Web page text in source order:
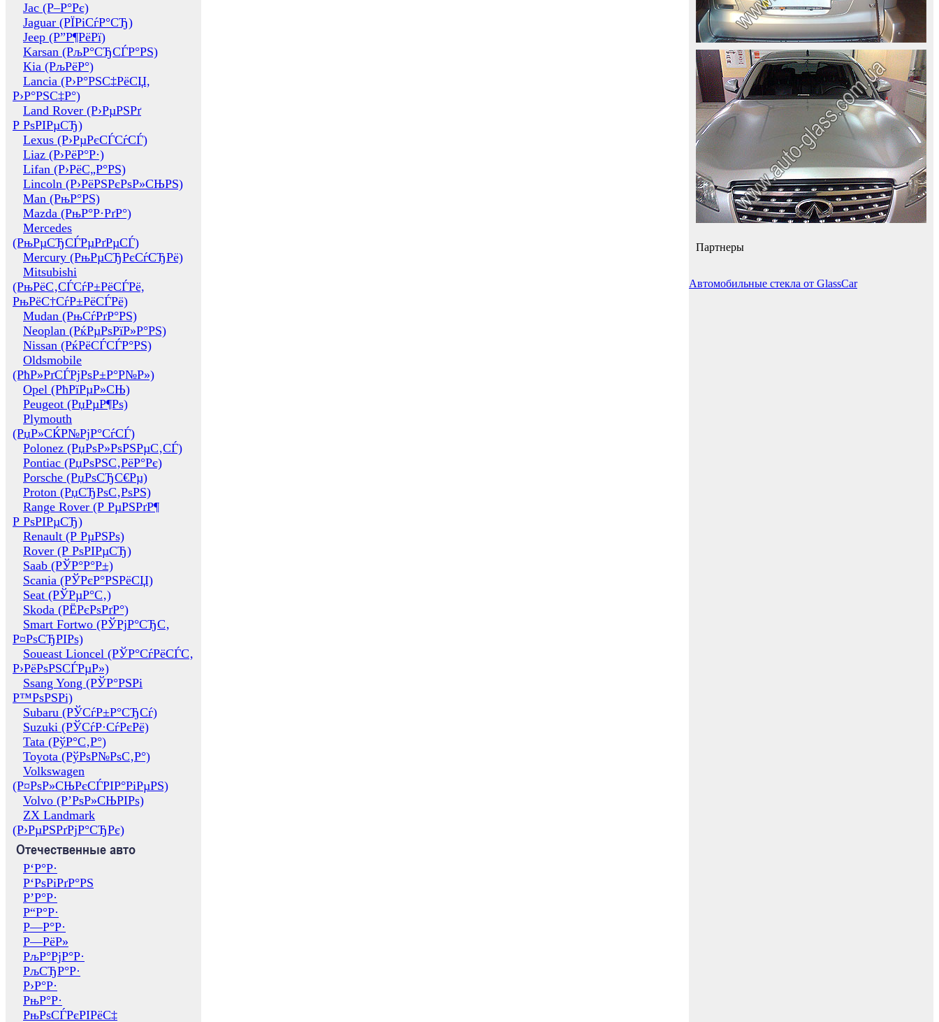
Jac (Р–Р°Рє)
Jaguar (РЇРіСѓР°СЂ)
Jeep (Р”Р¶РёРї)
Karsan (РљР°СЂСЃР°РЅ)
Kia (РљРёР°)
Lancia (Р›Р°РЅС‡РёСЏ,
Р›Р°РЅС‡Р°)
Land Rover (Р›РµРЅРґ
Р РѕРІРµСЂ)
Lexus (Р›РµРєСЃСѓСЃ)
Liaz (Р›РёР°Р·)
Lifan (Р›РёС„Р°РЅ)
Lincoln (Р›РёРЅРєРѕР»СЊРЅ)
Man (РњР°РЅ)
Mazda (РњР°Р·РґР°)
Mercedes
(РњРµСЂСЃРµРґРµСЃ)
Mercury (РњРµСЂРєСѓСЂРё)
Mitsubishi
(РњРёС‚СЃСѓР±РёСЃРё,
РњРёС†СѓР±РёСЃРё)
Mudan (РњСѓРґР°РЅ)
Neoplan (РќРµРѕРїР»Р°РЅ)
Nissan (РќРёСЃСЃР°РЅ)
Oldsmobile
(РћР»РґСЃРјРѕР±Р°Р№Р»)
Opel (РћРїРµР»СЊ)
Peugeot (РџРµР¶Рѕ)
Plymouth
(РџР»СЌР№РјР°СѓСЃ)
Polonez (РџРѕР»РѕРЅРµС‚СЃ)
Pontiac (РџРѕРЅС‚РёР°Рє)
Porsche (РџРѕСЂС€Рµ)
Proton (РџСЂРѕС‚РѕРЅ)
Range Rover (Р РµРЅРґР¶
Р РѕРІРµСЂ)
Renault (Р РµРЅРѕ)
Rover (Р РѕРІРµСЂ)
Saab (РЎР°Р°Р±)
Scania (РЎРєР°РЅРёСЏ)
Seat (РЎРµР°С‚)
Skoda (РЁРєРѕРґР°)
Smart Fortwo (РЎРјР°СЂС‚
Р¤РѕСЂРІРѕ)
Soueast Lioncel (РЎР°СѓРёСЃС‚
Р›РёРѕРЅСЃРµР»)
Ssang Yong (РЎР°РЅРі
Р™РѕРЅРі)
Subaru (РЎСѓР±Р°СЂСѓ)
Suzuki (РЎСѓР·СѓРєРё)
Tata (РўР°С‚Р°)
Toyota (РўРѕР№РѕС‚Р°)
Volkswagen
(Р¤РѕР»СЊРєСЃРІР°РіРµРЅ)
Volvo (Р’РѕР»СЊРІРѕ)
ZX Landmark
(Р›РµРЅРґРјР°СЂРє)
Отечественные авто
Р‘Р°Р·
Р‘РѕРіРґР°РЅ
Р’Р°Р·
Р“Р°Р·
Р—Р°Р·
Р—РёР»
РљР°РјР°Р·
РљСЂР°Р·
Р›Р°Р·
РњР°Р·
РњРѕСЃРєРІРёС‡
Партнеры
Автомобильные стекла от GlassCar